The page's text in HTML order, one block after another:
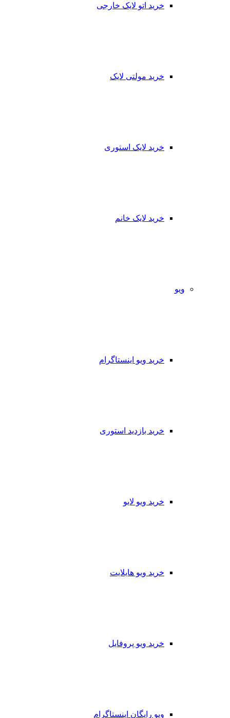
خرید اتو لایک خارجی
خرید مولتی لایک
خرید لایک استوری
خرید لایک خانم
ویو
خرید ویو اینستاگرام
خرید بازدید استوری
خرید ویو لایو
خرید ویو هایلایت
خرید ویو پروفایل
ویو رایگان اینستاگرام